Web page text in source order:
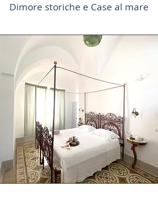
Dimore storiche e Case al mare